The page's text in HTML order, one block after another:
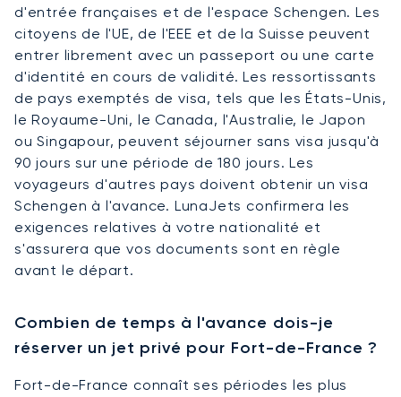
d'entrée françaises et de l'espace Schengen. Les
citoyens de l'UE, de l'EEE et de la Suisse peuvent
entrer librement avec un passeport ou une carte
d'identité en cours de validité. Les ressortissants
de pays exemptés de visa, tels que les États-Unis,
le Royaume-Uni, le Canada, l'Australie, le Japon
ou Singapour, peuvent séjourner sans visa jusqu'à
90 jours sur une période de 180 jours. Les
voyageurs d'autres pays doivent obtenir un visa
Schengen à l'avance. LunaJets confirmera les
exigences relatives à votre nationalité et
s'assurera que vos documents sont en règle
avant le départ.
Combien de temps à l'avance dois-je
réserver un jet privé pour Fort-de-France ?
Fort-de-France connaît ses périodes les plus